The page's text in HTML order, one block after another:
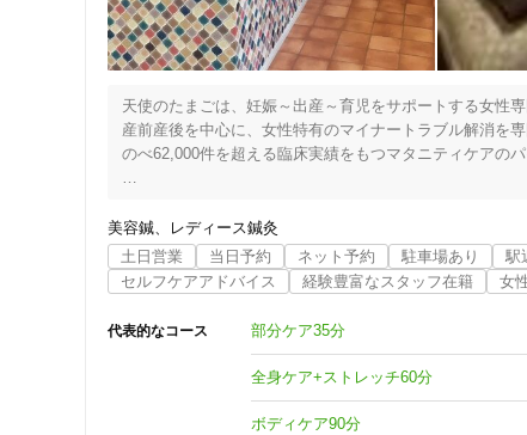
天使のたまごは、妊娠～出産～育児をサポートする女性専
産前産後を中心に、女性特有のマイナートラブル解消を
のべ62,000件を超える臨床実績をもつマタニティケアのパ
私たちは、健やかなマタニティライフとより良いお産、
ママのコンディションを整えることでプロデュースでき
代表である私自身も、つわり、腰痛やむくみ等、様々な
当時その悩みを相談できるところはありませんでした。
出産後、自らの経験を機に悩める妊婦や
産後ママのケアを施す場所の必要性を強く感じ、「天使
当時は妊娠中のケアがタブー視されていたこともあり、
美容鍼
レディース鍼灸
土日営業
当日予約 ネット予約 駐車場あり 駅
セルフケアアドバイス
経験豊富なスタッフ在籍 女
代表的なコース 部分ケア35分
全身ケア+ストレッチ60分
ボディケア90分